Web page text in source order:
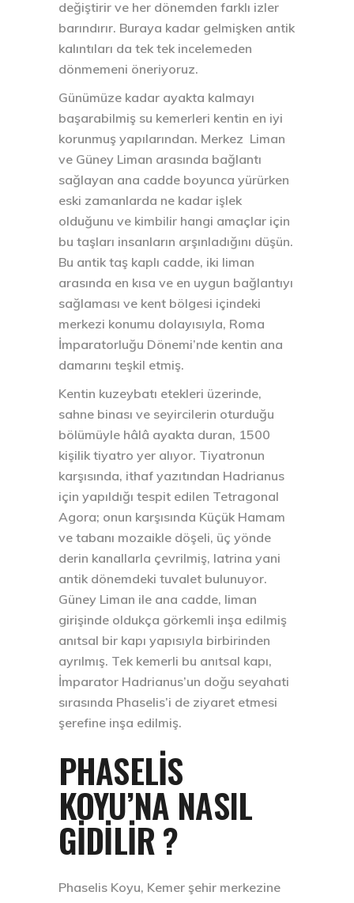
değiştirir ve her dönemden farklı izler
barındırır. Buraya kadar gelmişken antik
kalıntıları da tek tek incelemeden
dönmemeni öneriyoruz.
Günümüze kadar ayakta kalmayı
başarabilmiş su kemerleri kentin en iyi
korunmuş yapılarından. Merkez Liman
ve Güney Liman arasında bağlantı
sağlayan ana cadde boyunca yürürken
eski zamanlarda ne kadar işlek
olduğunu ve kimbilir hangi amaçlar için
bu taşları insanların arşınladığını düşün.
Bu antik taş kaplı cadde, iki liman
arasında en kısa ve en uygun bağlantıyı
sağlaması ve kent bölgesi içindeki
merkezi konumu dolayısıyla, Roma
İmparatorluğu Dönemi’nde kentin ana
damarını teşkil etmiş.
Kentin kuzeybatı etekleri üzerinde,
sahne binası ve seyircilerin oturduğu
bölümüyle hâlâ ayakta duran, 1500
kişilik tiyatro yer alıyor. Tiyatronun
karşısında, ithaf yazıtından Hadrianus
için yapıldığı tespit edilen Tetragonal
Agora; onun karşısında Küçük Hamam
ve tabanı mozaikle döşeli, üç yönde
derin kanallarla çevrilmiş, latrina yani
antik dönemdeki tuvalet bulunuyor.
Güney Liman ile ana cadde, liman
girişinde oldukça görkemli inşa edilmiş
anıtsal bir kapı yapısıyla birbirinden
ayrılmış. Tek kemerli bu anıtsal kapı,
İmparator Hadrianus’un doğu seyahati
sırasında Phaselis’i de ziyaret etmesi
şerefine inşa edilmiş.
PHASELIS
KOYU’NA NASIL
GIDILIR ?
Phaselis Koyu, Kemer şehir merkezine